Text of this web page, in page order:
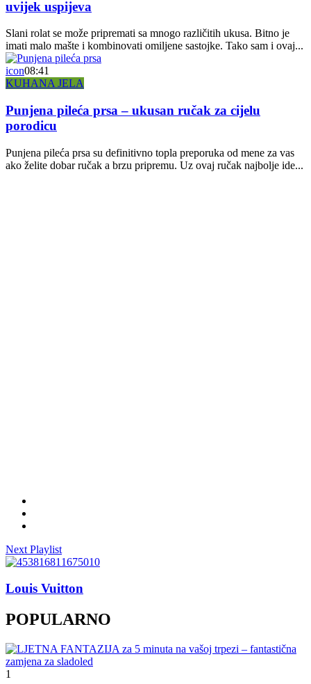
uvijek uspijeva
Slani rolat se može pripremati sa mnogo različitih ukusa. Bitno je
imati malo mašte i kombinovati omiljene sastojke. Tako sam i ovaj...
icon08:41
KUHANA JELA
Punjena pileća prsa – ukusan ručak za cijelu
porodicu
Punjena pileća prsa su definitivno topla preporuka od mene za vas
ako želite dobar ručak a brzu pripremu. Uz ovaj ručak najbolje ide...
Next Playlist
Louis Vuitton
POPULARNO
1